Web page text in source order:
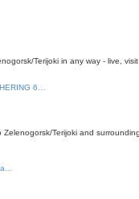
Terijoki in any way - live,
6…
Terijoki and